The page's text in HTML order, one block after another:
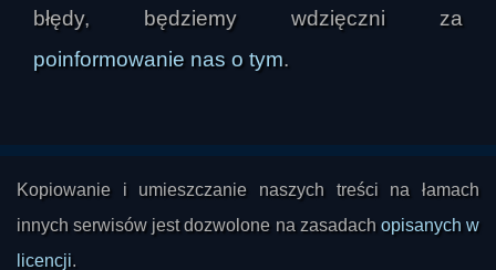
zaliczono do superziem, a najnowsze pomiary
sądzono: jej masa wynosi około 2,3 masy Ziemi,
planeta obiega gwiazdę bliżej niż wcześniej
zakładano, w 21 dni, przez co może otrzymywać
większą dawkę promieniowania i tracić
błędy, będziemy wdzięczni za
poinformowanie nas o tym.
Kopiowanie i umieszczanie naszych treści na łamach
innych serwisów jest dozwolone na zasadach opisanych w
licencji.